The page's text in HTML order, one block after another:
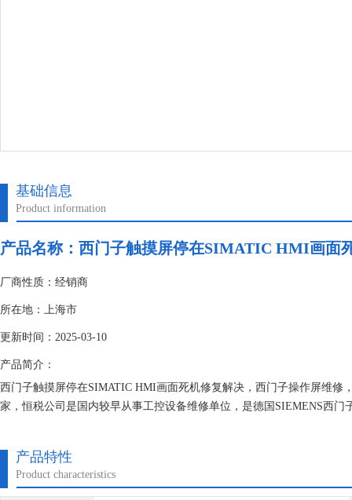
基础信息
Product information
产品名称： 西门子触摸屏停在SIMATIC HMI画面
厂商性质：经销商
所在地：上海市
更新时间：2025-03-10
产品简介：
西门子触摸屏停在SIMATIC HMI画面死机修复解决，西门子操作屏维
家，恒税公司是国内较早从事工控设备维修单位，是德国SIEMENS西
产品特性
Product characteristics